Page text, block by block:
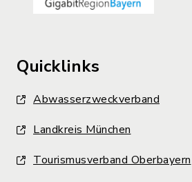
Quicklinks
Abwasserzweckverband
Landkreis München
Tourismusverband Oberbayern